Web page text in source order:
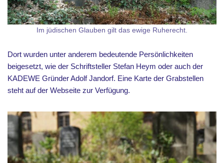
Im jüdischen Glauben gilt das ewige Ruherecht.
Dort wurden unter anderem bedeutende Persönlichkeiten
beigesetzt, wie der Schriftsteller Stefan Heym oder auch der
KADEWE Gründer Adolf Jandorf. Eine Karte der Grabstellen
steht auf der Webseite zur Verfügung.